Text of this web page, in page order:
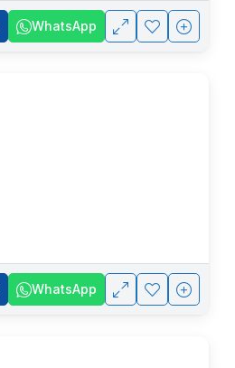
WhatsApp
WhatsApp